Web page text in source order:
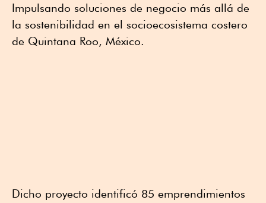
Impulsando soluciones de negocio más allá de
la sostenibilidad en el socioecosistema costero
de Quintana Roo, México.
Dicho proyecto identificó 85 emprendimientos